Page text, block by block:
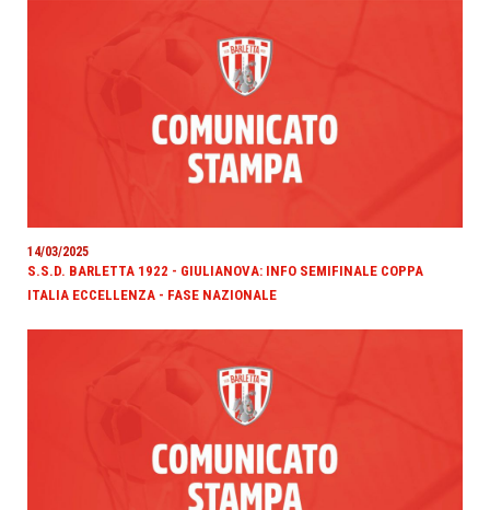
14/03/2025
S.S.D. BARLETTA 1922 - GIULIANOVA: INFO SEMIFINALE COPPA
ITALIA ECCELLENZA - FASE NAZIONALE